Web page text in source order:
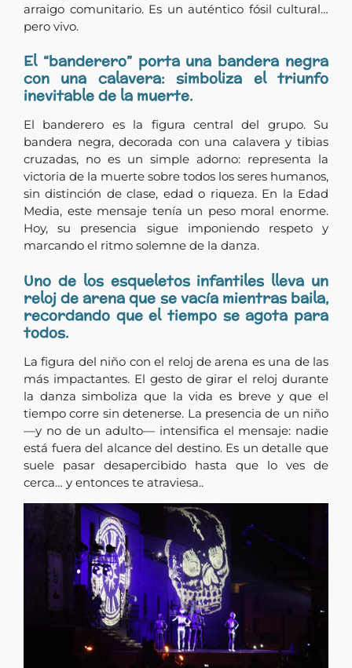
arraigo comunitario. Es un auténtico fósil cultural…
pero vivo.
El “banderero” porta una bandera negra
con una calavera: simboliza el triunfo
inevitable de la muerte.
El banderero es la figura central del grupo. Su
bandera negra, decorada con una calavera y tibias
cruzadas, no es un simple adorno: representa la
victoria de la muerte sobre todos los seres humanos,
sin distinción de clase, edad o riqueza. En la Edad
Media, este mensaje tenía un peso moral enorme.
Hoy, su presencia sigue imponiendo respeto y
marcando el ritmo solemne de la danza.
Uno de los esqueletos infantiles lleva un
reloj de arena que se vacía mientras baila,
recordando que el tiempo se agota para
todos.
La figura del niño con el reloj de arena es una de las
más impactantes. El gesto de girar el reloj durante
la danza simboliza que la vida es breve y que el
tiempo corre sin detenerse. La presencia de un niño
—y no de un adulto— intensifica el mensaje: nadie
está fuera del alcance del destino. Es un detalle que
suele pasar desapercibido hasta que lo ves de
cerca… y entonces te atraviesa..